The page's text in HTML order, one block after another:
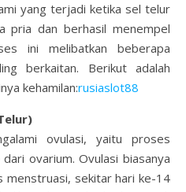
yang terjadi ketika sel telur
pria dan berhasil menempel
ini melibatkan beberapa
berkaitan. Berikut adalah
kehamilan:rusiaslot88
ovulasi, yaitu proses
ovarium. Ovulasi biasanya
menstruasi, sekitar hari ke-14